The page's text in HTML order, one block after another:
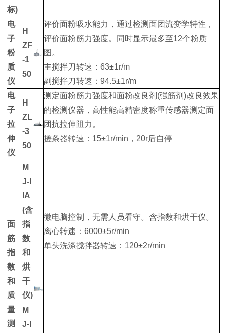
标)
电
子
粉
质
仪
H
ZF
-1
50
评价面粉吸水能力，通过检测面团流变学特性，
评价面粉筋力强度。同时显示最多至12个粉质
图。
主搅拌刀转速：63±1r/m
副搅拌刀转速：94.5±1r/m
电
子
拉
伸
仪
H
ZL
-3
50
测定面粉筋力强度和面粉改良剂(强筋剂)改良效果
的检测仪器，高性能高精密度称重传感器测定面
团抗拉伸阻力。
搓条器转速：15±1r/min，20r后自停
面
筋
指
数
和
质
量
测
M
J-I
IA
(含
指
数
和
烘
干
仪)
微电脑控制，无需人员看守。含指数和烘干仪。
离心转速：6000±5r/min
单头洗涤搅拌器转速：120±2r/min
M
J-I